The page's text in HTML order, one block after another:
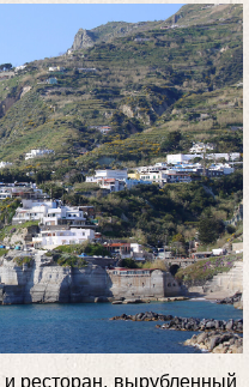
ресторан, вырубленный